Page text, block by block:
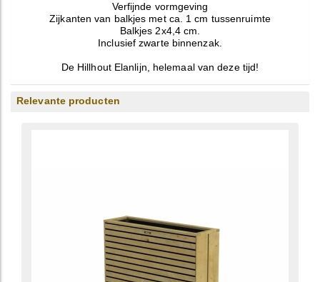
Verfijnde vormgeving
Zijkanten van balkjes met ca. 1 cm tussenruimte
Balkjes 2x4,4 cm.
Inclusief zwarte binnenzak.
De Hillhout Elanlijn, helemaal van deze tijd!
Relevante producten